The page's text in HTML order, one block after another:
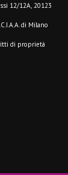
12/12A, 20123
di Milano
di proprietà